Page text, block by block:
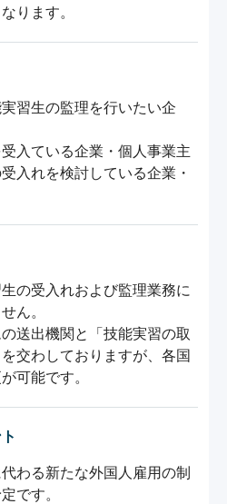
ります。
習生の監理を行いたい企
入ている企業・個人事業主
入れを検討している企業・
の受入れおよび監理業務に
ん。
送出機関と「技能実習の取
交わしておりますが、各国
可能です。
わる新たな外国人雇用の制
です。